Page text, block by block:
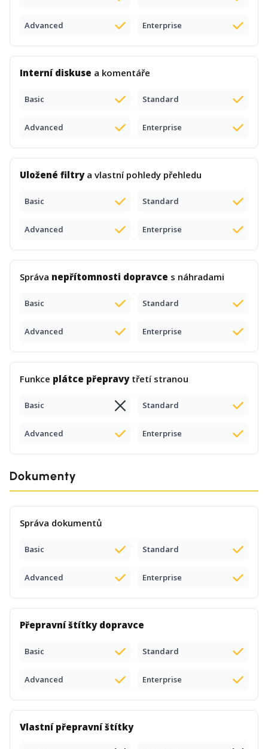
Advanced Enterprise
Interní diskuse a komentáře
Basic Standard
Advanced Enterprise
Uložené filtrya vlastní pohledy přehledu
Basic Standard
Advanced Enterprise
Správa nepřítomnosti dopravce s náhradami
Basic Standard
Advanced Enterprise
Funkce plátce přepravytřetí stranou
Basic Standard
Advanced Enterprise
Dokumenty
Správa dokumentů
Basic Standard
Advanced Enterprise
Přepravní štítky dopravce
Basic Standard
Advanced Enterprise
Vlastní přepravní štítky